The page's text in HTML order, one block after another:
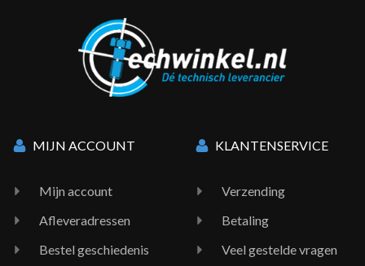
MIJN ACCOUNT
Mijn account
Afleveradressen
Bestel geschiedenis
KLANTENSERVICE
Verzending
Betaling
Veel gestelde vragen